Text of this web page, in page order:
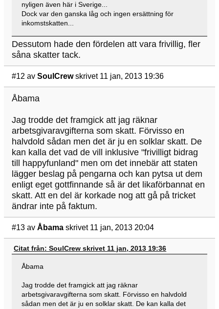
nyligen även här i Sverige...
Dock var den ganska låg och ingen ersättning för
inkomstskatten...
Dessutom hade den fördelen att vara frivillig, fler
såna skatter tack.
#12 av SoulCrew skrivet 11 jan, 2013 19:36
Åbama
Jag trodde det framgick att jag räknar
arbetsgivaravgifterna som skatt. Förvisso en
halvdold sådan men det är ju en solklar skatt. De
kan kalla det vad de vill inklusive "frivilligt bidrag
till happyfunland" men om det innebär att staten
lägger beslag på pengarna och kan pytsa ut dem
enligt eget gottfinnande så är det likaförbannat en
skatt. Att en del är korkade nog att gå på tricket
ändrar inte på faktum.
#13 av Åbama skrivet 11 jan, 2013 20:04
Citat från: SoulCrew skrivet 11 jan, 2013 19:36
Åbama
Jag trodde det framgick att jag räknar
arbetsgivaravgifterna som skatt. Förvisso en halvdold
sådan men det är ju en solklar skatt. De kan kalla det